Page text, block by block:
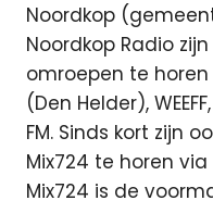
Noordkop
Noordkop Radio
omroepen te horen
(Den Helder),
FM. Sinds kort zijn
Mix724 te horen
Mix724 is de